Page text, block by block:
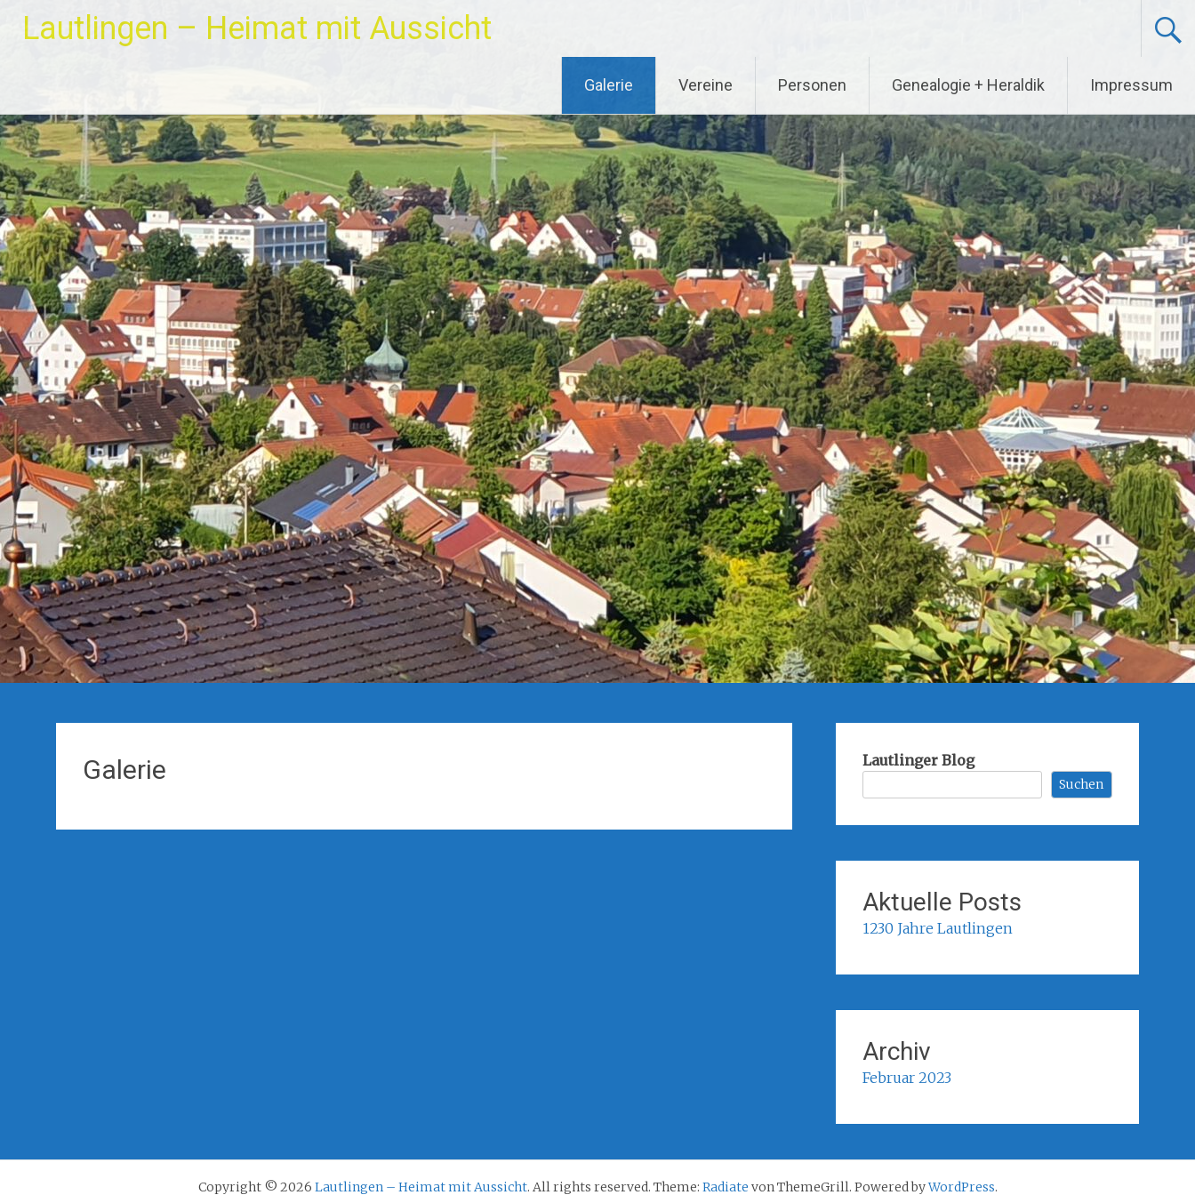
Lautlingen – Heimat mit Aussicht
Galerie Vereine Personen Genealogie + Heraldik Impressum
Galerie Lautlinger Blog
Suchen
Aktuelle Posts
1230 Jahre Lautlingen
Archiv
Februar 2023
Copyright © 2026 Lautlingen – Heimat mit Aussicht. All rights reserved. Theme: Radiate von ThemeGrill. Powered byWordPress.